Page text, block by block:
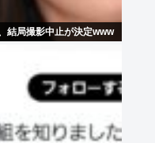
結局撮影中止が決定www